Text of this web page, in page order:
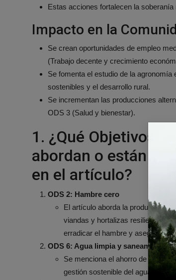
Estas acciones fortalecen la
Impacto en la
Se crean oportunidades de empleo
(Trabajo decente y crecimiento
Se fomenta el estudio de la
sostenibles y el desarrollo rural.
Se incrementan las producciones
ODS 3 (Salud y bienestar).
1. ¿Qué Objetivos
abordan o están
en el artículo?
ODS 2: Hambre cero
El artículo aborda la producción
viandas y hortalizas resilientes al
erradicar el hambre y asegurar la
ODS 6: Agua limpia y saneamiento
Se menciona el ahorro de agua y
gestión sostenible del agua.